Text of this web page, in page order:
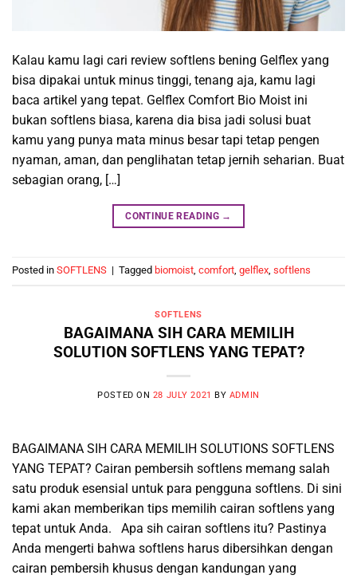
Kalau kamu lagi cari review softlens bening Gelflex yang
bisa dipakai untuk minus tinggi, tenang aja, kamu lagi
baca artikel yang tepat. Gelflex Comfort Bio Moist ini
bukan softlens biasa, karena dia bisa jadi solusi buat
kamu yang punya mata minus besar tapi tetap pengen
nyaman, aman, dan penglihatan tetap jernih seharian. Buat
sebagian orang, […]
CONTINUE READING →
Posted in SOFTLENS | Tagged biomoist, comfort, gelflex, softlens
SOFTLENS
BAGAIMANA SIH CARA MEMILIH
SOLUTION SOFTLENS YANG TEPAT?
POSTED ON 28 JULY 2021 BY ADMIN
BAGAIMANA SIH CARA MEMILIH SOLUTIONS SOFTLENS
YANG TEPAT? Cairan pembersih softlens memang salah
satu produk esensial untuk para pengguna softlens. Di sini
kami akan memberikan tips memilih cairan softlens yang
tepat untuk Anda. Apa sih cairan softlens itu? Pastinya
Anda mengerti bahwa softlens harus dibersihkan dengan
cairan pembersih khusus dengan kandungan yang